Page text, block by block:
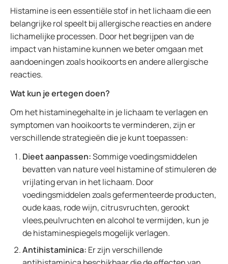
Histamine is een essentiële stof in het lichaam die een
belangrijke rol speelt bij allergische reacties en andere
lichamelijke processen. Door het begrijpen van de
impact van histamine kunnen we beter omgaan met
aandoeningen zoals hooikoorts en andere allergische
reacties.
Wat kun je ertegen doen?
Om het histaminegehalte in je lichaam te verlagen en
symptomen van hooikoorts te verminderen, zijn er
verschillende strategieën die je kunt toepassen:
Dieet aanpassen:Sommige voedingsmiddelen
bevatten van nature veel histamine of stimuleren de
vrijlating ervan in het lichaam. Door
voedingsmiddelen zoals gefermenteerde producten,
oude kaas, rode wijn, citrusvruchten, gerookt
vlees,peulvruchten en alcohol te vermijden, kun je
de histaminespiegels mogelijk verlagen.
Antihistaminica: Er zijn verschillende